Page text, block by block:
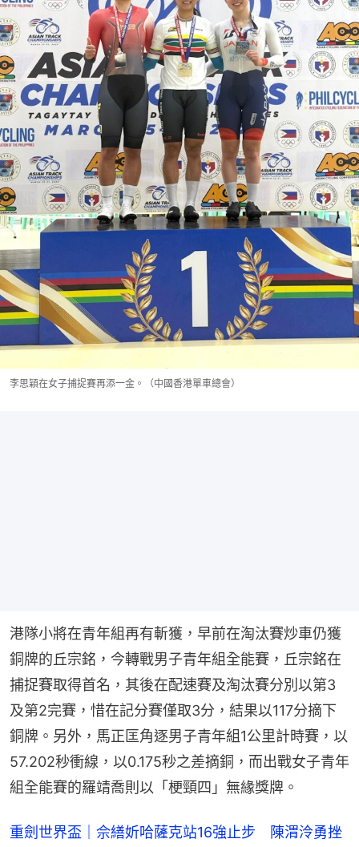
李思穎在女子捕捉賽再添一金。（中國香港單車總會）
港隊小將在青年組再有斬獲，早前在淘汰賽炒車仍獲
銅牌的丘宗銘，今轉戰男子青年組全能賽，丘宗銘在
捕捉賽取得首名，其後在配速賽及淘汰賽分別以第3
及第2完賽，惜在記分賽僅取3分，結果以117分摘下
銅牌。另外，馬正匡角逐男子青年組1公里計時賽，以
57.202秒衝線，以0.175秒之差摘銅，而出戰女子青年
組全能賽的羅靖喬則以「梗頸四」無緣獎牌。
重劍世界盃｜佘繕妡哈薩克站16強止步 陳渭泠勇挫